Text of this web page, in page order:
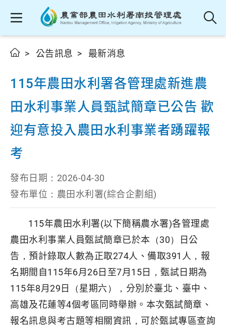
公告訊息 最新消息
115年農田水利署各管理處新進農
田水利事業人員甄試簡章已公告 歡
迎有意投入農田水利事業者踴躍報
考
發布日期： 2026-04-30
發布單位： 農田水利署(綜合企劃組)
115年農田水利署(以下簡稱農水署)各管理處
農田水利事業人員甄試簡章已於本（30）日公
告，預計錄取人數為正取274人、備取391人，報
名期間自115年6月26日至7月15日，甄試日期為
115年8月29日（星期六），分別於臺北、臺中、
高雄及花蓮等4個考區同時舉辦。本次甄試簡章、
報名訊息與考古題等相關資訊，可於甄試專區查詢